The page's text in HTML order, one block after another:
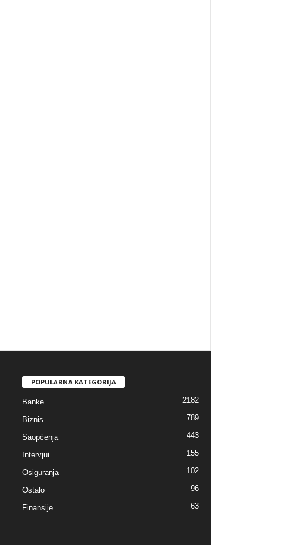
POPULARNA KATEGORIJA
Banke 2182
Biznis 789
Saopćenja 443
Intervjui 155
Osiguranja 102
Ostalo 96
Finansije 63